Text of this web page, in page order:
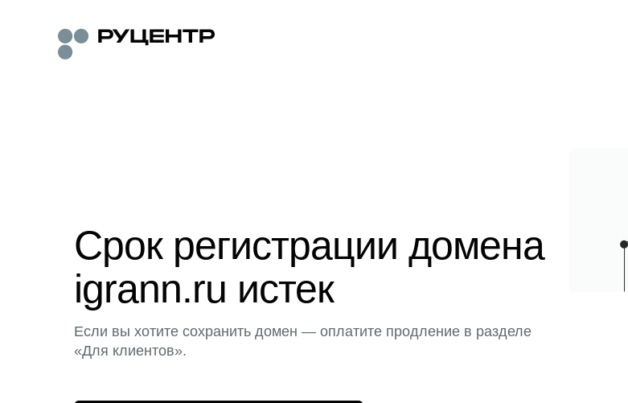
Срок регистрации домена
igrann.ru истек
Если вы хотите сохранить домен — оплатите продление в разделе
«Для клиентов».